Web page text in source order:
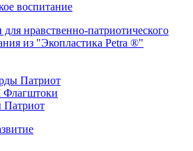
воспитание
нравственно-патриотического
из "Экопластика Petra ®"
Патриот
Флагштоки
Патриот